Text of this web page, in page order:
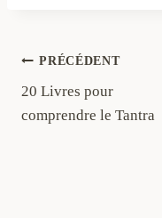
Navigation
de
PRÉCÉDENT
20 Livres pour
comprendre le Tantra